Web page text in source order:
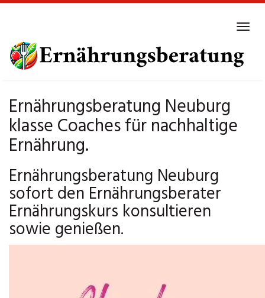
main
content
Ernährungsberatung Neuburg
klasse Coaches für nachhaltige
Ernährung.
Ernährungsberatung Neuburg
sofort den Ernährungsberater
Ernährungskurs konsultieren
sowie genießen.